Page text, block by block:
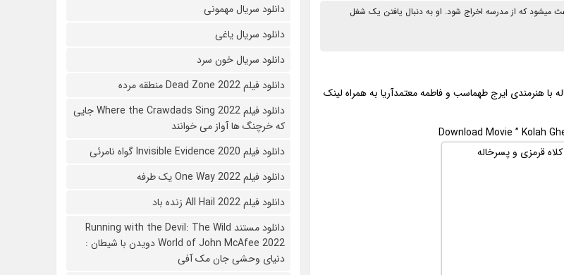
که از مدرسه اخراج شود. او به دنبال یافتن یک شغل
با هنرمندی ایرج طهماسب و فاطمه معتمدآریا به همراه لینک
Download Movie ” Kolah
دانلود سریال مهمونی
دانلود سریال یاغی
دانلود سریال خون سرد
دانلود فیلم 2022 Dead Zone منطقه مرده
دانلود فیلم Where the Crawdads Sing 2022 جایی
که خرچنگ ها آواز می خوانند
دانلود فیلم 2020 Invisible Evidence گواه نامرئی
دانلود فیلم One Way 2022 یک طرفه
دانلود فیلم All Hail 2022 زنده باد
دانلود مستند Running with the Devil: The Wild
World of John McAfee 2022 دویدن با شیطان :
دنیای وحشی جان مک آفی